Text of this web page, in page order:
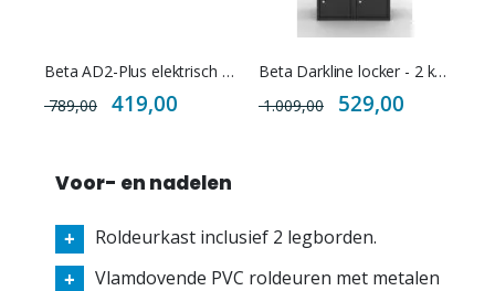
Beta AD2-Plus elektrisch zit-sta bureau NPR 1813
789,00
Special
Price
419,00
Beta Darkline locker - 2 koloms - 10 deuren - 80cm breed
1.009,00
Special
Price
529,00
Voor- en nadelen
Roldeurkast inclusief 2 legborden.
Vlamdovende PVC roldeuren met metalen